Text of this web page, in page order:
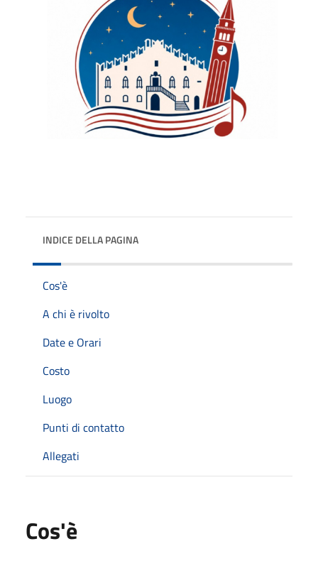
INDICE DELLA PAGINA
Cos'è
A chi è rivolto
Date e Orari
Costo
Luogo
Punti di contatto
Allegati
Cos'è